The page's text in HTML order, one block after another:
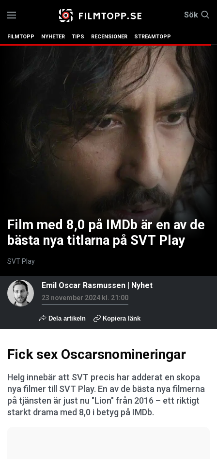
Sök
FILMTOPP NYHETER TIPS RECENSIONER STREAMTOPP
Film med 8,0 på IMDb är en av de
bästa nya titlarna på SVT Play
SVT Play
Emil Oscar Rasmussen | Nyhet
23 november 2024 kl. 21:00
Dela artikeln Kopiera länk
Fick sex Oscarsnomineringar
Helg innebär att SVT precis har adderat en skopa
nya filmer till SVT Play. En av de bästa nya filmerna
på tjänsten är just nu "Lion" från 2016 – ett riktigt
starkt drama med 8,0 i betyg på IMDb.